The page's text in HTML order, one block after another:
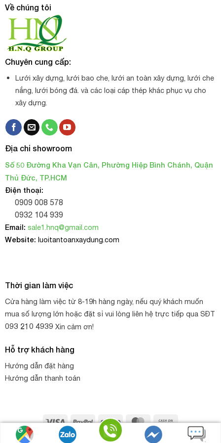
Cáp vải cẩu hàng Hàn Quốc 3 tấn (bản rộng 75mm)
Cáp vải cẩu hàng Hàn Quốc 3 tấn
đặc điểm những đặc điểm sau:
Chất liệu: 100% polyester
Tải trọng: 3 tấn
Bản rộng: 75 mm
Màu sắc: Vàng (theo bảng màu tiêu chuẩn DIN 1491-1)
Hệ số an toàn: 6:1, 7:1. Loại thông dụng: 6:1
Chiều dài: 2m, 3m, 4m, 5m, 6m, 8m,….
Hãng sản xuất: Eastern, Myung Sung – Hàn Quốc
Về chúng tôi
Chuyên cung cấp:
Lưới xây dựng, lưới bao che, lưới an toàn xây dựng, lưới che
nắng, lưới bóng đá. và các loại cáp thép khác phục vụ cho
xây dựng.
Địa chỉ showroom
Số 50 Đường Kha Vạn Cân, Phường Hiệp Bình Chánh, Quận
Thủ Đức, TP.HCM
Điện thoại:
0909 008 578
0932 104 939
Email: sale1.hnq@gmail.com
Website: luoitantoanxaydung.com
Thời gian làm việc
Cửa hàng làm việc từ 8-19h hàng ngày, nếu quý khách muốn
mua số lượng lớn hoặc đặt sỉ vui lòng liên hệ trực tiếp qua SĐT
093 210 4939 Xin cảm ơn!
Hỗ trợ khách hàng
Hướng dẫn đặt hàng
Hướng dẫn thanh toán
Visa PayPal Stripe MasterCard
Cash
Copyright 2026 © . Thiết kế web bởiHNQ - GROUP